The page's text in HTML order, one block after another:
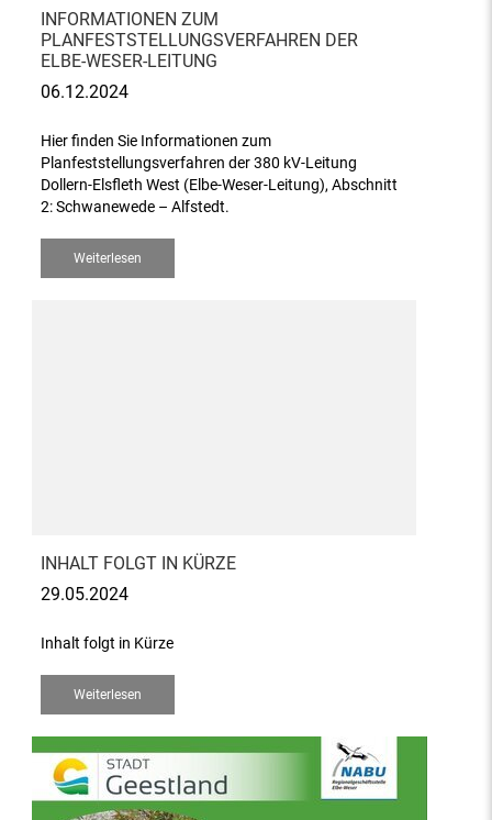
INFORMATIONEN ZUM
PLANFESTSTELLUNGSVERFAHREN DER
ELBE-WESER-LEITUNG
06.12.2024
Hier finden Sie Informationen zum
Planfeststellungsverfahren der 380 kV-Leitung
Dollern-Elsfleth West (Elbe-Weser-Leitung), Abschnitt
2: Schwanewede – Alfstedt.
Weiterlesen
INHALT FOLGT IN KÜRZE
29.05.2024
Inhalt folgt in Kürze
Weiterlesen